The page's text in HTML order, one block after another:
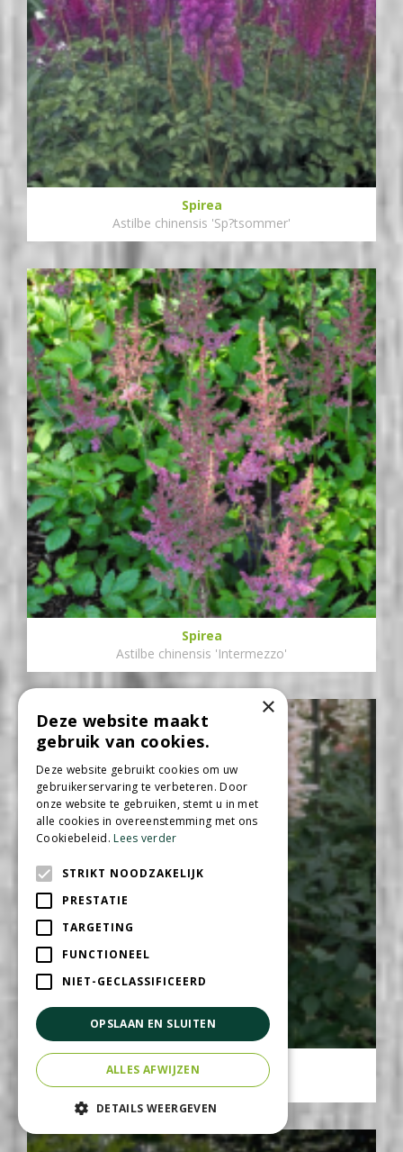
Spirea
Astilbe chinensis 'Sp?tsommer'
Spirea
Astilbe chinensis 'Intermezzo'
Spirea
Astilbe 'Europa'
×
Deze website maakt
gebruik van cookies.
Deze website gebruikt cookies om uw
gebruikerservaring te verbeteren. Door
onze website te gebruiken, stemt u in met
alle cookies in overeenstemming met ons
Cookiebeleid.Lees verder
STRIKT NOODZAKELIJK
PRESTATIE
TARGETING
FUNCTIONEEL
NIET-GECLASSIFICEERD
OPSLAAN EN SLUITEN
ALLES AFWIJZEN
DETAILS WEERGEVEN